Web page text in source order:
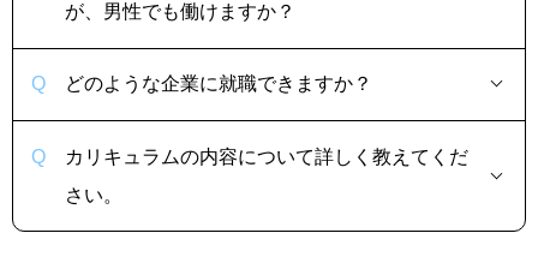
が、男性でも働けますか？
どのような企業に就職できますか？
カリキュラムの内容について詳しく教えてくだ
さい。